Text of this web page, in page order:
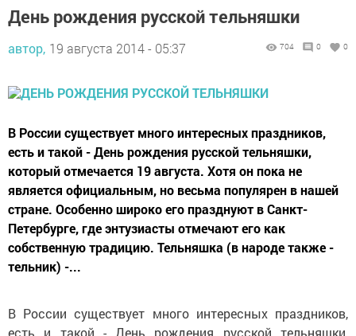
День рождения русской тельняшки
автор, 19 августа 2014 - 05:37 704 0 0
В России существует много интересных праздников,
есть и такой - День рождения русской тельняшки,
который отмечается 19 августа. Хотя он пока не
является официальным, но весьма популярен в нашей
стране. Особенно широко его празднуют в Санкт-
Петербурге, где энтузиасты отмечают его как
собственную традицию. Тельняшка (в народе также -
тельник) -...
В России существует много интересных праздников,
есть и такой - День рождения русской тельняшки,